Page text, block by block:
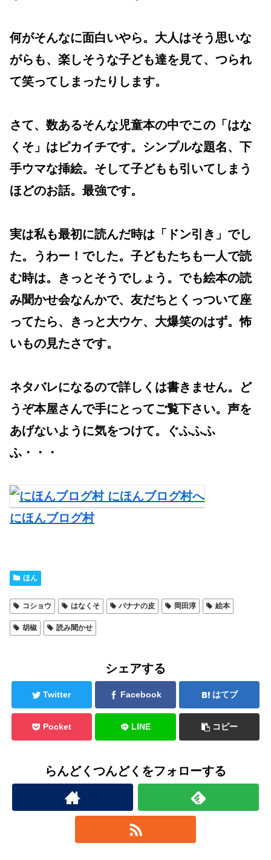
何がそんなに面白いやら。大人はそう思いな
がらも、楽しそうな子ども達を見て、つられ
て笑ってしまったりします。
さて、数あるそんな児童本の中でこの「はな
くそ」はピカイチです。シンプルな題名、下
手ウマな挿絵。そして子どもも引いてしまう
ほどのお話。最強です。
実は私も最初に読んだ時は「ドン引き」でし
た。うわー！でした。子どもたちも一人で読
む時は。きっとそうでしょう。でも絵本の読
み聞かせ会なんかで、友だちとくっついて座
ってたら、きっと大ウケ、大爆笑のはず。怖
いもの見たさです。
ネタバレになるので詳しくは書きません。ど
うぞ本屋さんで手にとってご覧下さい。声を
あげないように気をつけて。ぐふふふ
ふ・・・
にほんブログ村
ほん
コショウ はなくそ バナナの皮 岡田淳 絵本
胡椒 読み聞かせ
シェアする
Twitter Facebook はてブ
Pocket LINE コピー
らんどくつんどくをフォローする